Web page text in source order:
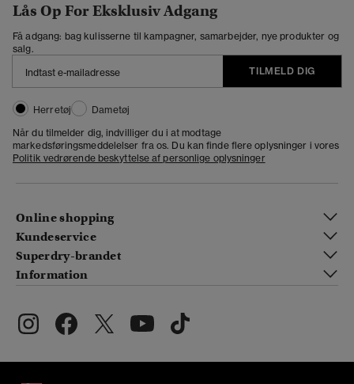
Lås Op For Eksklusiv Adgang
Få adgang: bag kulisserne til kampagner, samarbejder, nye produkter og
salg.
TILMELD DIG
Herretøj
Dametøj
Når du tilmelder dig, indvilliger du i at modtage
markedsføringsmeddelelser fra os. Du kan finde flere oplysninger i vores
Politik vedrørende beskyttelse af personlige oplysninger
Online shopping
Kundeservice
Superdry-brandet
Information